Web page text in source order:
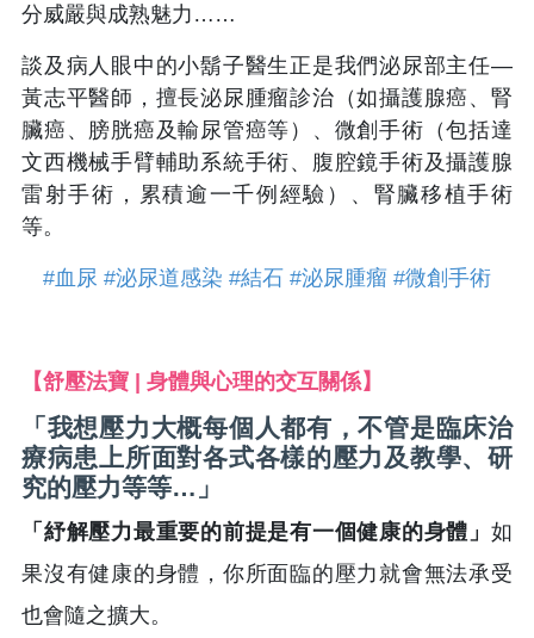
分威嚴與成熟魅力……
談及病人眼中的小鬍子醫生正是我們泌尿部主任—
黃志平醫師，擅長泌尿腫瘤診治（如攝護腺癌、腎
臟癌、膀胱癌及輸尿管癌等）、微創手術（包括達
文西機械手臂輔助系統手術、腹腔鏡手術及攝護腺
雷射手術，累積逾一千例經驗）、腎臟移植手術
等。
#血尿 #泌尿道感染 #結石 #泌尿腫瘤 #微創手術
【舒壓法寶 | 身體與心理的交互關係】
「我想壓力大概每個人都有，不管是臨床治
療病患上所面對各式各樣的壓力及教學、研
究的壓力等等…」
「紓解壓力最重要的前提是有一個健康的身體」 如
果沒有健康的身體，你所面臨的壓力就會無法承受
也會隨之擴大。